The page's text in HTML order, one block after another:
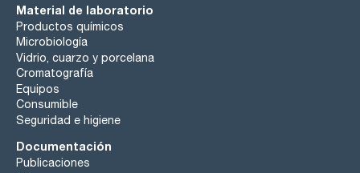
Material de laboratorio
Productos químicos
Microbiología
Vidrio, cuarzo y porcelana
Cromatografía
Equipos
Consumible
Seguridad e higiene
Documentación
Publicaciones